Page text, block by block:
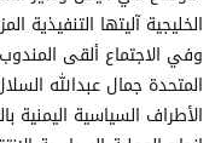
وفي الاجتماع ألقى
المتحدة جمال عبدالله
الأطراف السياسية